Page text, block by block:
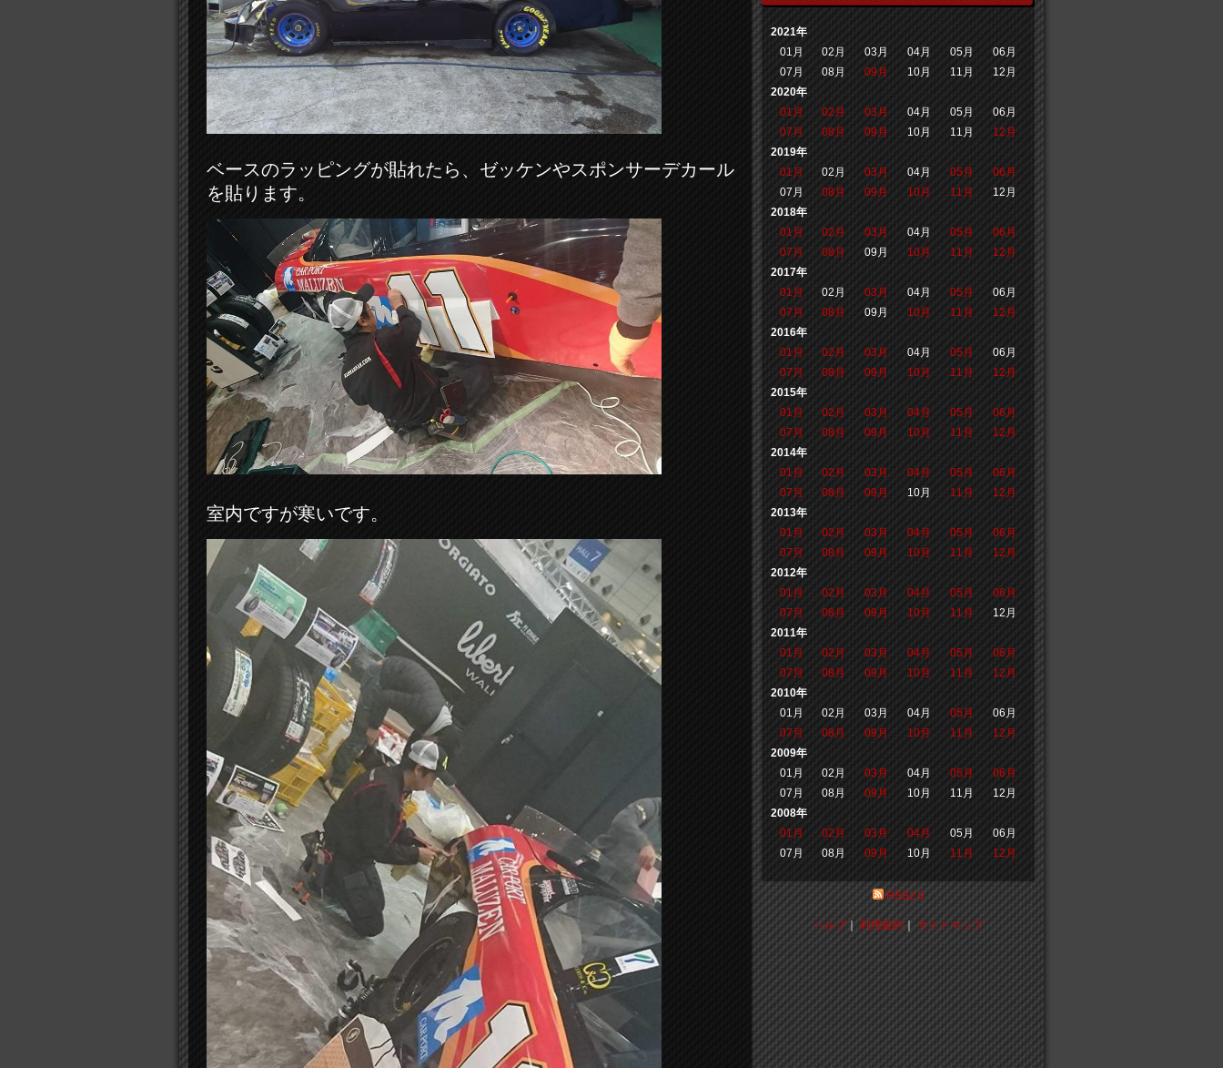
ベースのラッピングが貼れたら、ゼッケンやスポンサーデカール
を貼ります。
室内ですが寒いです。
2021年
01月
02月 03月 04月 05月
06月
07月
08月 09月 10月 11月
12月
2020年
01月
02月 03月 04月 05月
06月
07月
08月 09月 10月 11月
12月
2019年
01月
02月 03月 04月 05月
06月
07月
08月 09月 10月 11月
12月
2018年
01月
02月 03月 04月 05月
06月
07月
08月 09月 10月 11月
12月
2017年
01月
02月 03月 04月 05月
06月
07月
08月 09月 10月 11月
12月
2016年
01月
02月 03月 04月 05月
06月
07月
08月 09月 10月 11月
12月
2015年
01月
02月 03月 04月 05月
06月
07月
08月 09月 10月 11月
12月
2014年
01月
02月 03月 04月 05月
06月
07月
08月 09月 10月 11月
12月
2013年
01月
02月 03月 04月 05月
06月
07月
08月 09月 10月 11月
12月
2012年
01月
02月 03月 04月 05月
06月
07月
08月 09月 10月 11月
12月
2011年
01月
02月 03月 04月 05月
06月
07月
08月 09月 10月 11月
12月
2010年
01月
02月 03月 04月 05月
06月
07月
08月 09月 10月 11月
12月
2009年
01月
02月 03月 04月 05月
06月
07月
08月 09月 10月 11月
12月
2008年
01月
02月 03月 04月 05月
06月
07月
08月 09月 10月 11月 12月
RSS2.0
ヘルプ｜ 利用規約｜サイトマップ